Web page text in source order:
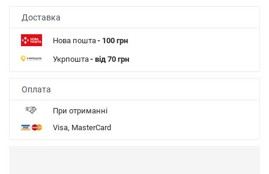
Доставка
Нова пошта- 100 грн
Укрпошта- від 70 грн
Оплата
При отриманні
Visa, MasterCard